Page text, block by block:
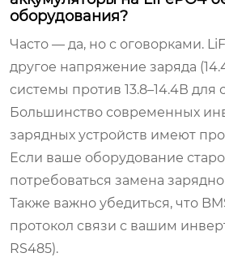
оборудования?
Часто — да, но с оговорками.
другое напряжение заряда
системы против 13.8–14.4В для
Большинство современных
зарядных устройств имеют
Если ваше оборудование
потребоваться замена
Также важно убедиться, что
протокол связи с вашим
RS485).